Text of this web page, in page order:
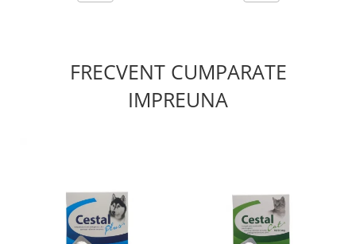
FRECVENT CUMPARATE
IMPREUNA